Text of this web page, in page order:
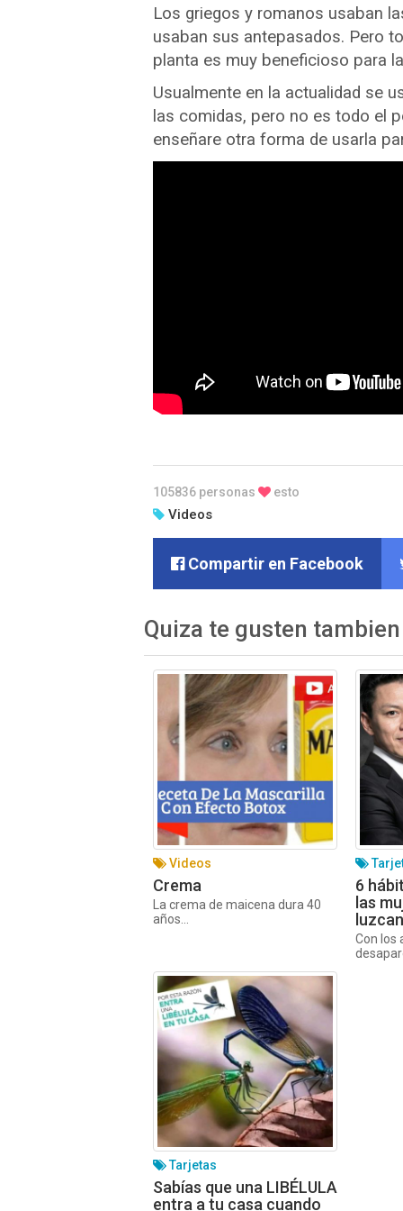
Los griegos y romanos usaban
usaban sus antepasados. Pero
planta es muy beneficioso para
Usualmente en la actualidad se
las comidas, pero no es todo el
enseñare otra forma de usarla
105836 personas esto
Videos
Compartir en Facebook
Quiza te gusten tambien
Videos
Crema
La crema de maicena dura 40
años...
6
las
Con los
Tarjetas
Sabías que una LIBÉLULA
entra a tu casa cuando